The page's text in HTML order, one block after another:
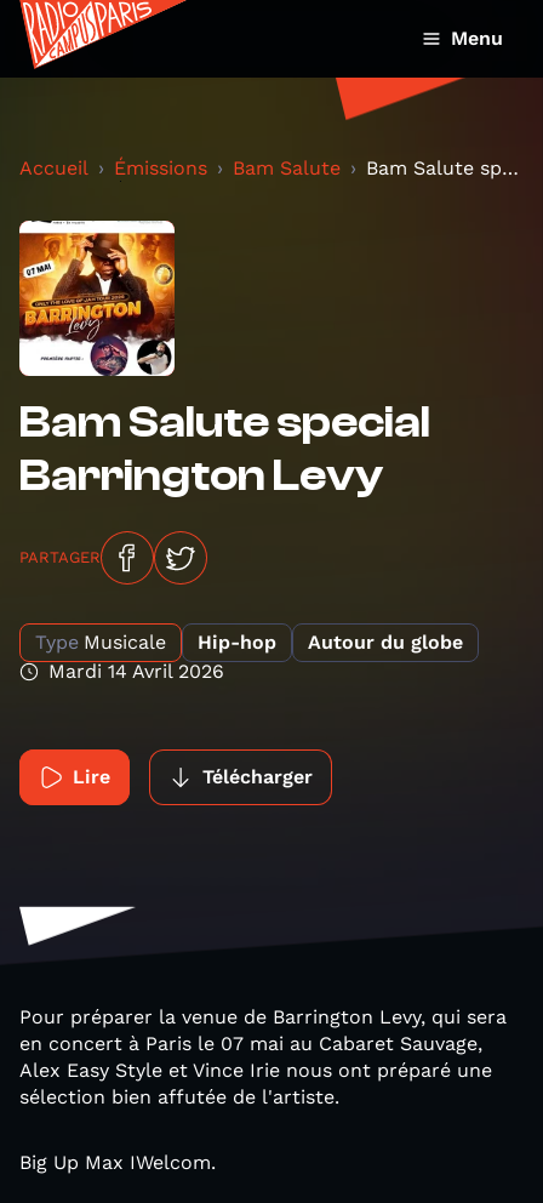
Menu
Accueil Émissions Bam Salute Bam Salute special Barrington Levy
Bam Salute special
Barrington Levy
PARTAGER
Type Musicale Hip-hop
Autour du globe
Mardi 14 Avril 2026
Lire Télécharger
Pour préparer la venue de Barrington Levy, qui sera
en concert à Paris le 07 mai au Cabaret Sauvage,
Alex Easy Style et Vince Irie nous ont préparé une
sélection bien affutée de l'artiste.
Big Up Max IWelcom.